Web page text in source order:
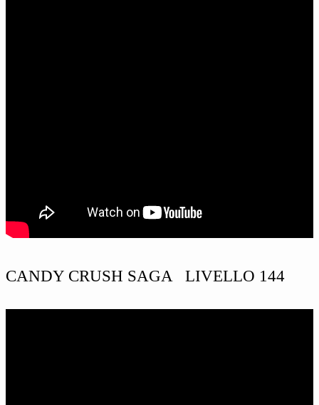
CANDY CRUSH SAGA LIVELLO 144